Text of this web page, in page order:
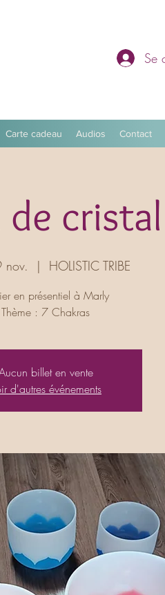
Se
Carte cadeau Audios Contact
de cristal
nov.
  |
HOLISTIC TRIBE
en présentiel à Marly
Thème : 7 Chakras
billet en vente
d'autres événements